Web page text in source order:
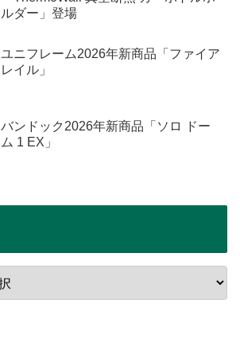
ルダー」登場
ユニフレーム2026年新商品「ファイア
レイル」
バンドック2026年新商品「ソロ ドー
ム 1 EX」